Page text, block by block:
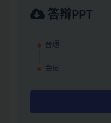
答辩PPT
普通
会员